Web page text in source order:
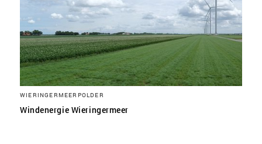
WIERINGERMEERPOLDER
Windenergie Wieringermeer